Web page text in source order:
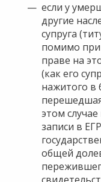
если у
другие
супруга
помимо
праве на
(как его
нажитого в
этом
записи в
общей